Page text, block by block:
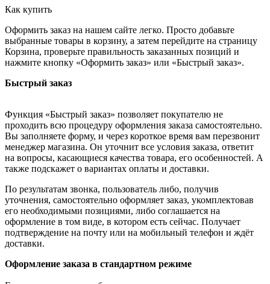
Как купить
Оформить заказ на нашем сайте легко. Просто добавьте
выбранные товары в корзину, а затем перейдите на страницу
Корзина, проверьте правильность заказанных позиций и
нажмите кнопку «Оформить заказ» или «Быстрый заказ».
Быстрый заказ
Функция «Быстрый заказ» позволяет покупателю не
проходить всю процедуру оформления заказа самостоятельно.
Вы заполняете форму, и через короткое время вам перезвонит
менеджер магазина. Он уточнит все условия заказа, ответит
на вопросы, касающиеся качества товара, его особенностей. А
также подскажет о вариантах оплаты и доставки.
По результатам звонка, пользователь либо, получив
уточнения, самостоятельно оформляет заказ, укомплектовав
его необходимыми позициями, либо соглашается на
оформление в том виде, в котором есть сейчас. Получает
подтверждение на почту или на мобильный телефон и ждёт
доставки.
Оформление заказа в стандартном режиме